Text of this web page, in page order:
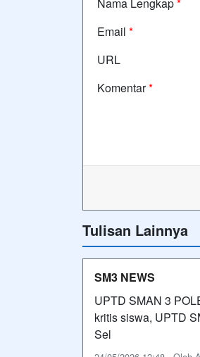
Email *
URL
Komentar*
Tulisan Lainnya
SM3 NEWS
UPTD SMAN 3
kritis siswa, UPTD
Sel